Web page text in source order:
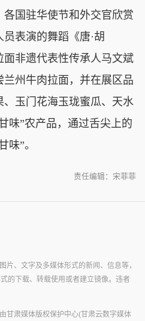
各国驻华使节和外交官欣赏
表演的舞蹈《唐·胡
非遗代表性传承人马文斌
州牛肉拉面，并在展区品
玉门花海玉珑蜜瓜、天水
味”农产品，通过舌尖上的
味”。
责任编辑：宋菲菲
片、文字及多媒体形式的新闻、信息等，
的下载、转载使用或者建立镜像。违者
甘肃媒体版权保护中心(甘肃云数字媒体